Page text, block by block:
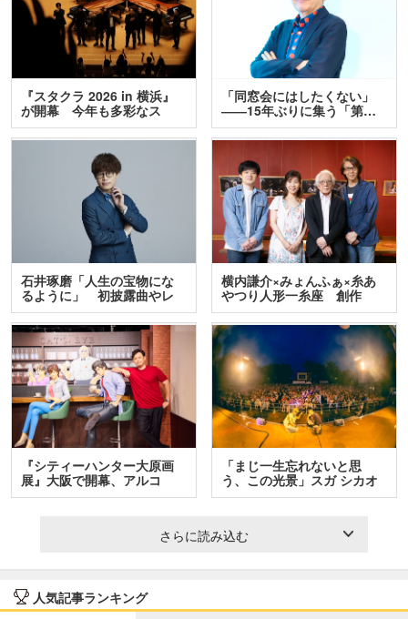
『スタクラ 2026 in 横浜』
が開幕 今年も多彩なス
テ…
「同窓会にはしたくない」
――15年ぶりに集う「第…
石井琢磨「人生の宝物にな
るように」 初披露曲やレ
ア…
横内謙介×みょんふぁ×糸あ
やつり人形一糸座 創作
人…
『シティーハンター大原画
展』大阪で開幕、アルコ
＆…
「まじ一生忘れないと思
う、この光景」スガ シカオ
と…
さらに読み込む
人気記事ランキング